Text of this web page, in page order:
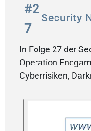
#2
7
Security
In Folge 27 der
Operation
Cyberrisiken,